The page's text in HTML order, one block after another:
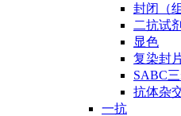
封闭（
二抗试
显色
复染封
SABC
抗体杂
一抗